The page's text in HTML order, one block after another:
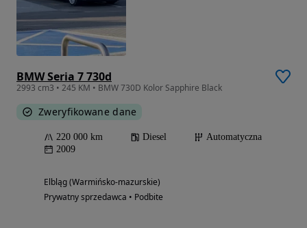
BMW Seria 7 730d
2993 cm3 • 245 KM • BMW 730D Kolor Sapphire Black
Zweryfikowane dane
220 000 km Diesel
Automatyczna
2009
Elbląg (Warmińsko-mazurskie)
Prywatny sprzedawca • Podbite